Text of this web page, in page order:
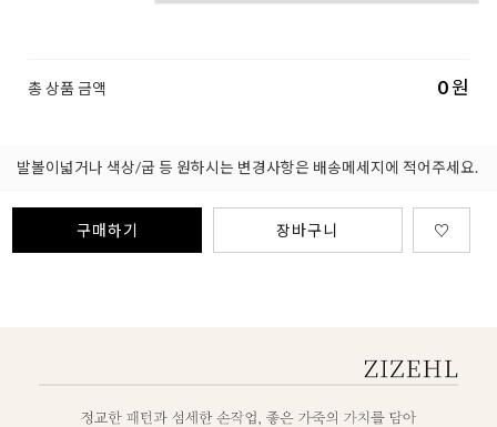
총 상품 금액 0원
발볼이넓거나 색상/굽 등 원하시는 변경사항은 배송메세지에 적어주세요.
구매하기 장바구니 ♡